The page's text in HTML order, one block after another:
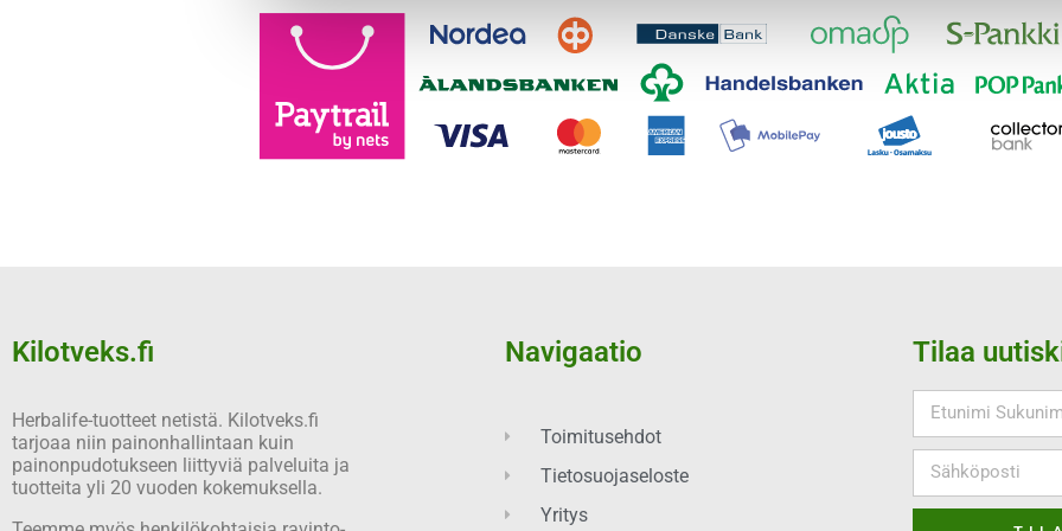
Kilotveks.fi
Herbalife-tuotteet netistä. Kilotveks.fi
tarjoaa niin painonhallintaan kuin
painonpudotukseen liittyviä palveluita ja
tuotteita yli 20 vuoden kokemuksella.
Navigaatio
Toimitusehdot
Tietosuojaseloste
Yritys
Tilaa